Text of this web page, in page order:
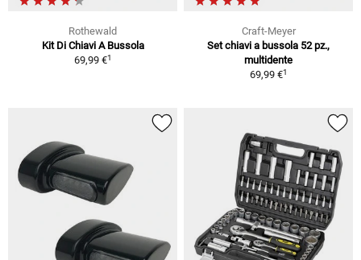
Rothewald
Kit Di Chiavi A Bussola
69,99 €1
Craft-Meyer
Set chiavi a bussola 52 pz.,
multidente
69,99 €1